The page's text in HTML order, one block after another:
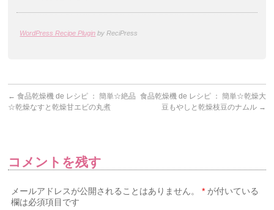
WordPress Recipe Plugin by ReciPress
← 食品乾燥機 de レシピ ： 簡単☆絶品
☆乾燥なすと乾燥甘エビの丸煮
食品乾燥機 de レシピ ： 簡単☆乾燥大
豆もやしと乾燥枝豆のナムル →
コメントを残す
メールアドレスが公開されることはありません。 * が付いている
欄は必須項目です